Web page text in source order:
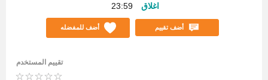
اغلاق
23:59
أضف تقييم أضف للمفضله
تقييم المستخدم